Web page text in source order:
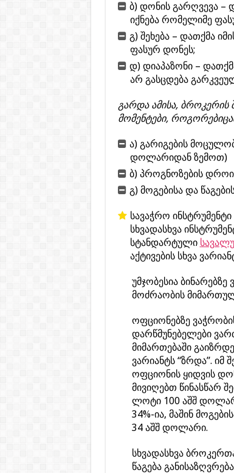
ბ) დონის გარღვევა –
იქნება რომელიმე
გ) შეხება – დათქმა
ფასურ დონეს;
დ) დიაპაზონი –
არ გასცდება
გარდა ამისა, ბროკერის
მომენტები,
ა) გარიგების
დოლარიდან ზემოთ)
ბ) პროგნოზების
გ) მოგებისა და
სავაჭრო
სხვადასხვა
სტანდარტული
აქტივების სხვა
უმჯობესია
მოძრაობის
ოფციონებზე
დარწმუნებელები
მიმართებაში
ვარიანტს “ზრდა”. იმ
ოფციონის ყიდვის
მივიღებთ წინასწარ
ლოტი 100 აშშ
34%-ია, მაშინ
34 აშშ დოლარი.
სხვადასხვა
წაგება